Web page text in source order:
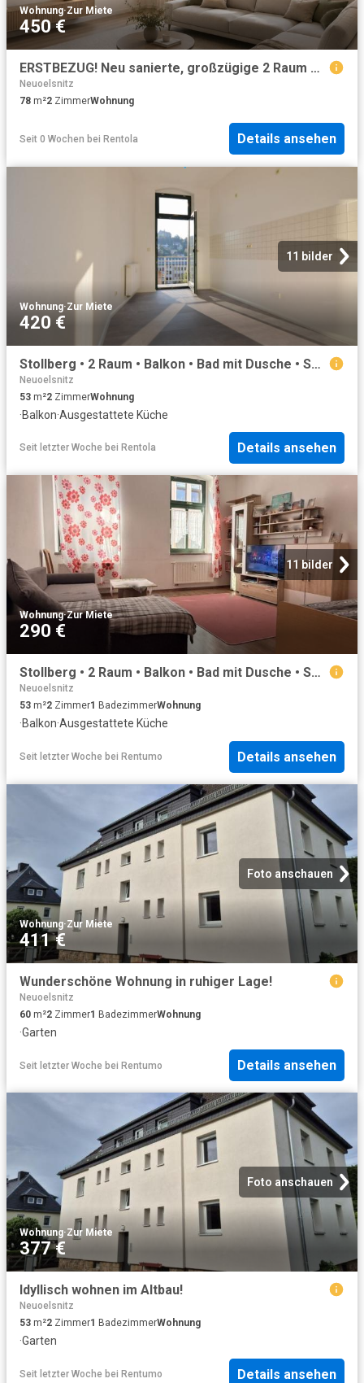
Wohnung·Zur Miete
450 €
ERSTBEZUG! Neu sanierte, großzügige 2 Raum Wohnung in Niederwürschnitz
Neuoelsnitz
78 m²2 ZimmerWohnung
Seit 0 Wochen bei Rentola Details ansehen
11 bilder
Wohnung·Zur Miete
420 €
Stollberg • 2 Raum • Balkon • Bad mit Dusche • Sonnig • Einbauküche • jetzt anschauen! ID: 3486
Neuoelsnitz
53 m²2 ZimmerWohnung
·Balkon·Ausgestattete Küche
Seit letzter Woche bei Rentola Details ansehen
11 bilder
Wohnung·Zur Miete
290 €
Stollberg • 2 Raum • Balkon • Bad mit Dusche • Sonnig • Einbauküche • jetzt anschauen!
Neuoelsnitz
53 m²2 Zimmer1 BadezimmerWohnung
·Balkon·Ausgestattete Küche
Seit letzter Woche bei Rentumo Details ansehen
Foto anschauen
Wohnung·Zur Miete
411 €
Wunderschöne Wohnung in ruhiger Lage!
Neuoelsnitz
60 m²2 Zimmer1 BadezimmerWohnung
·Garten
Seit letzter Woche bei Rentumo Details ansehen
Foto anschauen
Wohnung·Zur Miete
377 €
Idyllisch wohnen im Altbau!
Neuoelsnitz
53 m²2 Zimmer1 BadezimmerWohnung
·Garten
Seit letzter Woche bei Rentumo Details ansehen